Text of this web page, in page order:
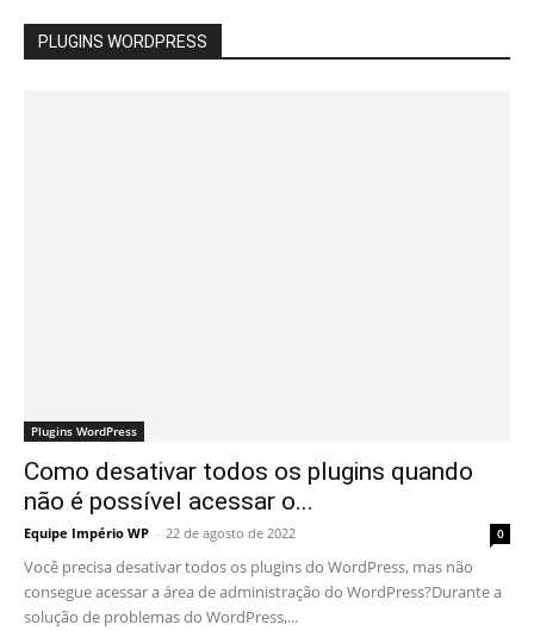
PLUGINS WORDPRESS
Plugins WordPress
Como desativar todos os plugins quando
não é possível acessar o...
Equipe Império WP - 22 de agosto de 2022 0
Você precisa desativar todos os plugins do WordPress, mas não
consegue acessar a área de administração do WordPress?Durante a
solução de problemas do WordPress,...